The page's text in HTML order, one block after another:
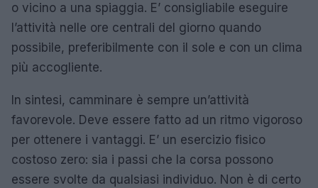
o vicino a una spiaggia. E’ consigliabile eseguire
l’attività nelle ore centrali del giorno quando
possibile, preferibilmente con il sole e con un clima
più accogliente.
In sintesi, camminare è sempre un’attività
favorevole. Deve essere fatto ad un ritmo vigoroso
per ottenere i vantaggi. E’ un esercizio fisico
costoso zero: sia i passi che la corsa possono
essere svolte da qualsiasi individuo. Non è di certo